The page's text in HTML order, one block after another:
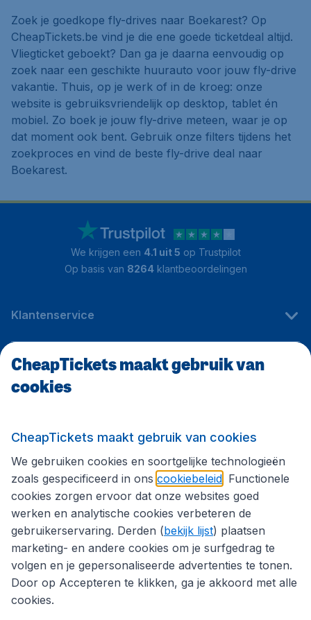
Zoek je goedkope fly-drives naar Boekarest? Op
CheapTickets.be vind je die ene goede ticketdeal altijd.
Vliegticket geboekt? Dan ga je daarna eenvoudig op
zoek naar een geschikte huurauto voor jouw fly-drive
vakantie. Thuis, op je werk of in de kroeg: onze
website is gebruiksvriendelijk op desktop, tablet én
mobiel. Zo boek je jouw fly-drive meteen, waar je op
dat moment ook bent. Gebruik onze filters tijdens het
zoekproces en vind de beste fly-drive deal naar
Boekarest.
We krijgen een 4.1 uit 5 op Trustpilot
Op basis van 8264klantbeoordelingen
Klantenservice
CheapTickets.be
Volg CheapTickets.be
CheapTickets maakt gebruik van
cookies
CheapTickets maakt gebruik van cookies
We gebruiken cookies en soortgelijke technologieën
zoals gespecificeerd in ons cookiebeleid . Functionele
cookies zorgen ervoor dat onze websites goed
werken en analytische cookies verbeteren de
gebruikerservaring. Derden (bekijk lijst) plaatsen
marketing- en andere cookies om je surfgedrag te
volgen en je gepersonaliseerde advertenties te tonen.
Door op Accepteren te klikken, ga je akkoord met alle
cookies.